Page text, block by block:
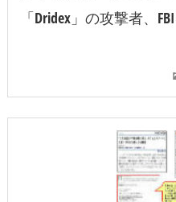
「Dridex」の攻撃者、